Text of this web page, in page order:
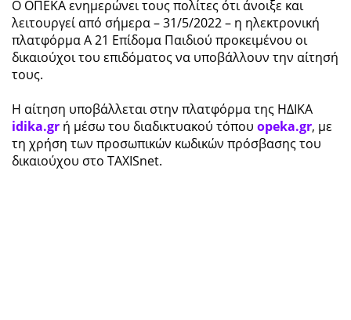
Ο ΟΠΕΚΑ ενημερώνει τους πολίτες ότι άνοιξε και
λειτουργεί από σήμερα – 31/5/2022 – η ηλεκτρονική
πλατφόρμα Α 21 Επίδομα Παιδιού προκειμένου οι
δικαιούχοι του επιδόματος να υποβάλλουν την αίτησή
τους.
Η αίτηση υποβάλλεται στην πλατφόρμα της ΗΔΙΚΑ
idika.gr ή μέσω του διαδικτυακού τόπου opeka.gr, με
τη χρήση των προσωπικών κωδικών πρόσβασης του
δικαιούχου στο TAXISnet.